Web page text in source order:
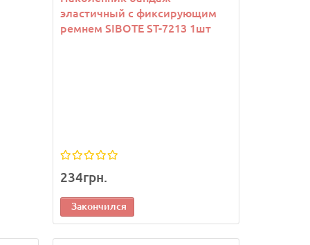
эластичный с фиксирующим
ремнем SIBOTE ST-7213 1шт
234грн.
Закончился